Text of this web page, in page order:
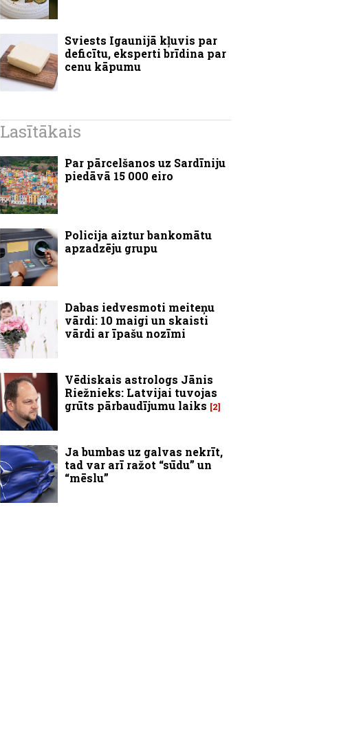
Sviests Igaunijā kļuvis par
deficītu, eksperti brīdina par
cenu kāpumu
Lasītākais
Par pārcelšanos uz Sardīniju
piedāvā 15 000 eiro
Policija aiztur bankomātu
apzadzēju grupu
Dabas iedvesmoti meiteņu
vārdi: 10 maigi un skaisti
vārdi ar īpašu nozīmi
Vēdiskais astrologs Jānis
Riežnieks: Latvijai tuvojas
grūts pārbaudījumu laiks
2
Ja bumbas uz galvas nekrīt,
tad var arī ražot “sūdu” un
“mēslu”